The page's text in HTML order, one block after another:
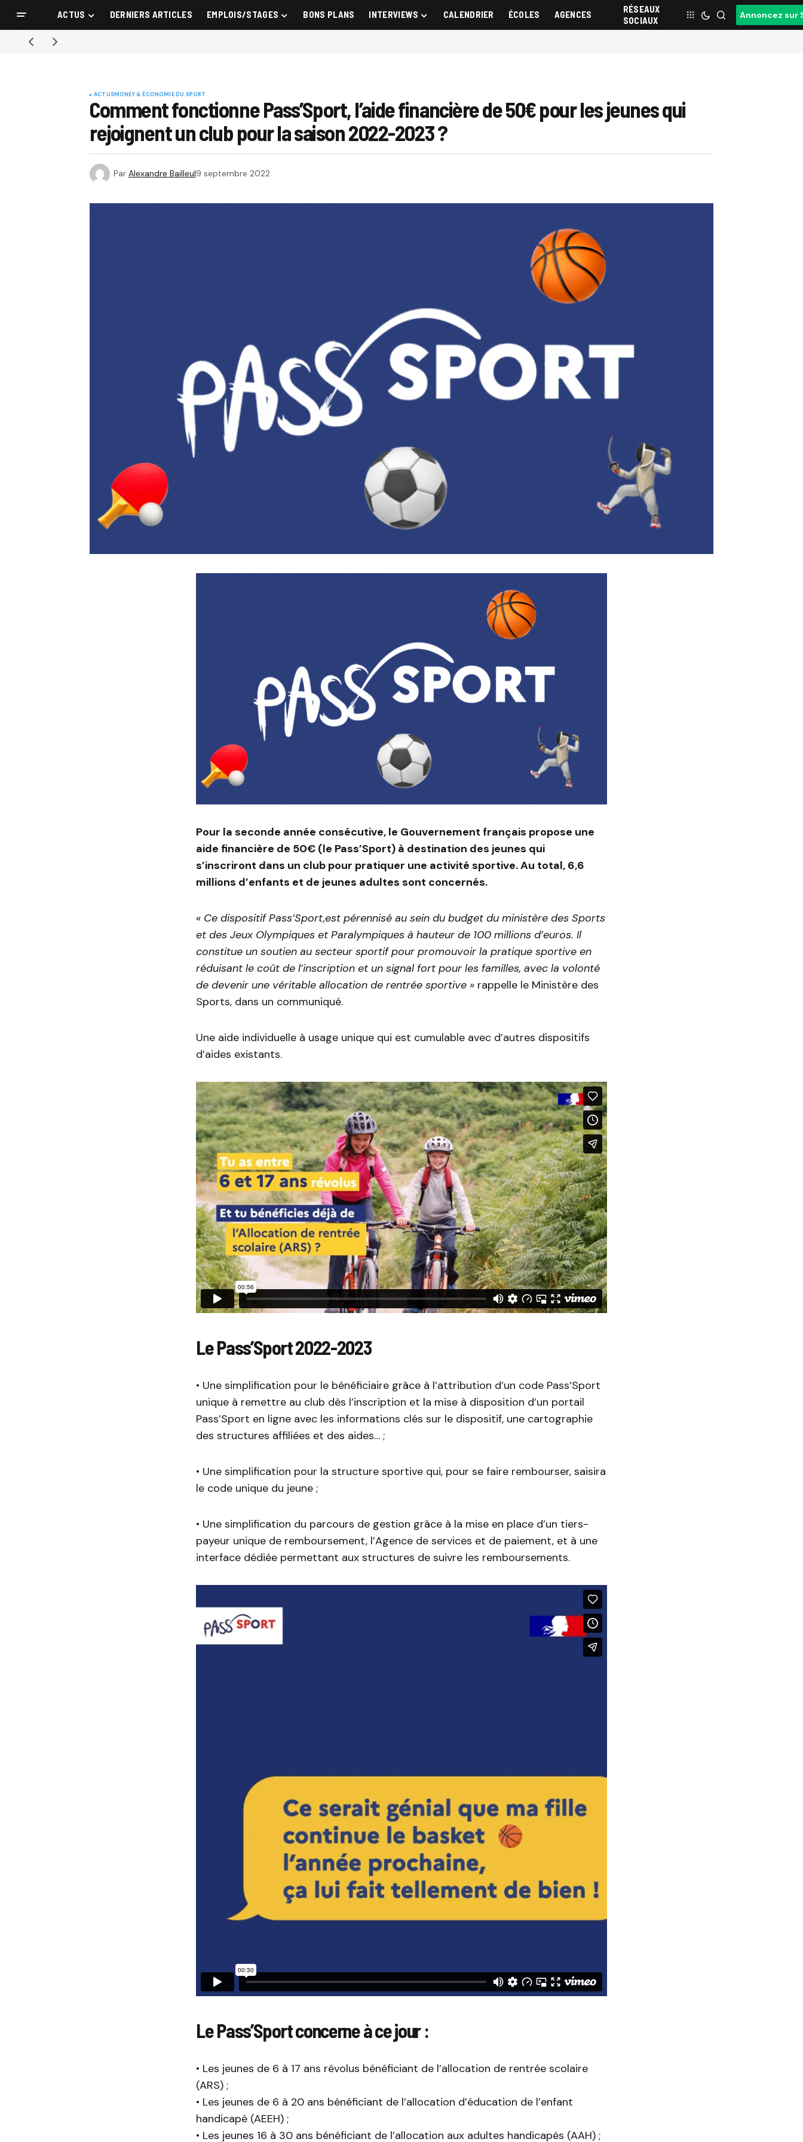
ACTUS DERNIERS ARTICLES EMPLOIS/STAGES BONS PLANS INTERVIEWS CALENDRIER ÉCOLES AGENCES
RÉSEAUX
SOCIAUX
Annoncez sur
ACTUSMONEY & ÉCONOMIE DU SPORT
Comment fonctionne Pass’Sport, l’aide financière de 50€ pour les jeunes qui
rejoignent un club pour la saison 2022-2023 ?
Par Alexandre Bailleul9 septembre 2022
Pour la seconde année consécutive, le Gouvernement français propose une
aide financière de 50€ (le Pass’Sport) à destination des jeunes qui
s’inscriront dans un club pour pratiquer une activité sportive. Au total, 6,6
millions d’enfants et de jeunes adultes sont concernés.
« Ce dispositif Pass’Sport,est pérennisé au sein du budget du ministère des Sports
et des Jeux Olympiques et Paralympiques à hauteur de 100 millions d’euros. Il
constitue un soutien au secteur sportif pour promouvoir la pratique sportive en
réduisant le coût de l’inscription et un signal fort pour les familles, avec la volonté
de devenir une véritable allocation de rentrée sportive » rappelle le Ministère des
Sports, dans un communiqué.
Une aide individuelle à usage unique qui est cumulable avec d’autres dispositifs
d’aides existants.
Le Pass’Sport 2022-2023
• Une simplification pour le bénéficiaire grâce à l’attribution d’un code Pass’Sport
unique à remettre au club dès l’inscription et la mise à disposition d’un portail
Pass’Sport en ligne avec les informations clés sur le dispositif, une cartographie
des structures affiliées et des aides… ;
• Une simplification pour la structure sportive qui, pour se faire rembourser, saisira
le code unique du jeune ;
• Une simplification du parcours de gestion grâce à la mise en place d’un tiers-
payeur unique de remboursement, l’Agence de services et de paiement, et à une
interface dédiée permettant aux structures de suivre les remboursements.
Le Pass’Sport concerne à ce jour :
• Les jeunes de 6 à 17 ans révolus bénéficiant de l’allocation de rentrée scolaire
(ARS) ;
• Les jeunes de 6 à 20 ans bénéficiant de l’allocation d’éducation de l’enfant
handicapé (AEEH) ;
• Les jeunes 16 à 30 ans bénéficiant de l’allocation aux adultes handicapés (AAH) ;